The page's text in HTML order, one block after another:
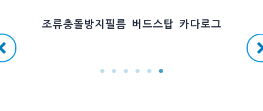
조류충돌방지필름 버드스탑 카다로그​